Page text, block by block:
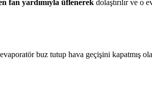
fan yardımıyla üflenerek dolaştırılır ve o
buz tutup hava geçişini kapatmış